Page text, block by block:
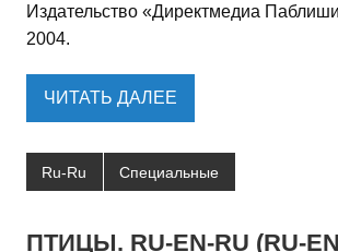
Издательство «Директмедиа
2004.
ЧИТАТЬ ДАЛЕЕ
Ru-Ru Специальные
ПТИЦЫ. RU-EN-RU (RU-